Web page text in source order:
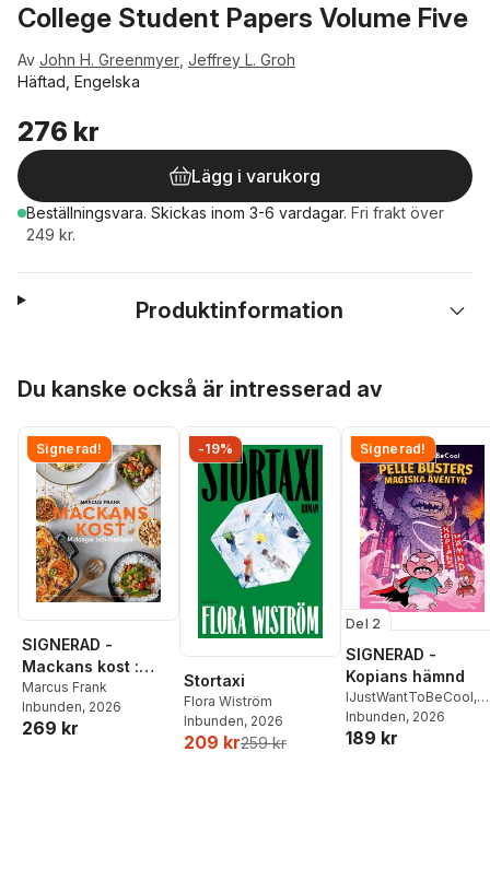
College Student Papers Volume Five
Av John H. Greenmyer Jeffrey L. Groh
Häftad, Engelska
276 kr
Lägg i varukorg
Beställningsvara. Skickas inom 3-6 vardagar. Fri frakt över
249 kr.
Produktinformation
Du kanske också är intresserad av
Signerad!
SIGNERAD -
Mackans kost :
Middagar och
matlådor
Marcus Frank
Inbunden, 2026
269 kr
-19%
Stortaxi
Flora Wiström
Inbunden, 2026
209 kr259 kr
Signerad!
Del 2
SIGNERAD -
Kopians hämnd
IJustWantToBeCool,
Joel Adolphson
Ejdemo Beer
Inbunden, 2026
189 kr